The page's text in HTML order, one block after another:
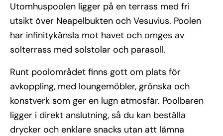
Utomhuspoolen ligger på en terrass med fri
utsikt över Neapelbukten och Vesuvius. Poolen
har infinitykänsla mot havet och omges av
solterrass med solstolar och parasoll.
Runt poolområdet finns gott om plats för
avkoppling, med loungemöbler, grönska och
konstverk som ger en lugn atmosfär. Poolbaren
ligger i direkt anslutning, så du kan beställa
drycker och enklare snacks utan att lämna